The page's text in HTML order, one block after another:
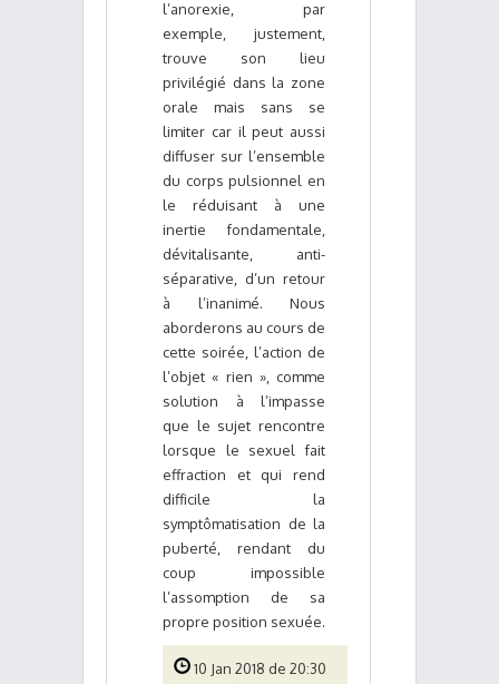
l’anorexie, par
exemple, justement,
trouve son lieu
privilégié dans la zone
orale mais sans se
limiter car il peut aussi
diffuser sur l’ensemble
du corps pulsionnel en
le réduisant à une
inertie fondamentale,
dévitalisante, anti-
séparative, d’un retour
à l’inanimé. Nous
aborderons au cours de
cette soirée, l’action de
l’objet « rien », comme
solution à l’impasse
que le sujet rencontre
lorsque le sexuel fait
effraction et qui rend
difficile la
symptômatisation de la
puberté, rendant du
coup impossible
l’assomption de sa
propre position sexuée.
10 Jan 2018 de 20:30